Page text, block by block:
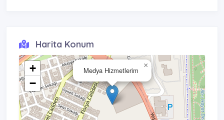
Harita Konum
Medya Hizmetlerim
×
+
−